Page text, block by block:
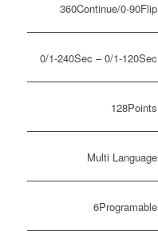
360Continue/0-90Flip
0/1-240Sec – 0/1-120Sec
128Points
Multi Language
6Programable